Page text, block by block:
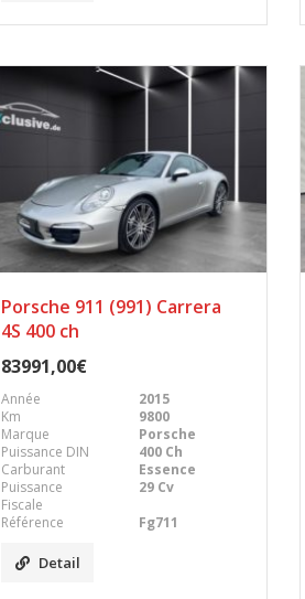
Porsche 911 (991) Carrera
4S 400 ch
83991,00€
Année
2015
Km
9800
Marque
Porsche
Puissance DIN
400 Ch
Carburant
Essence
Puissance
Fiscale
29 Cv
Référence
Fg711
Detail